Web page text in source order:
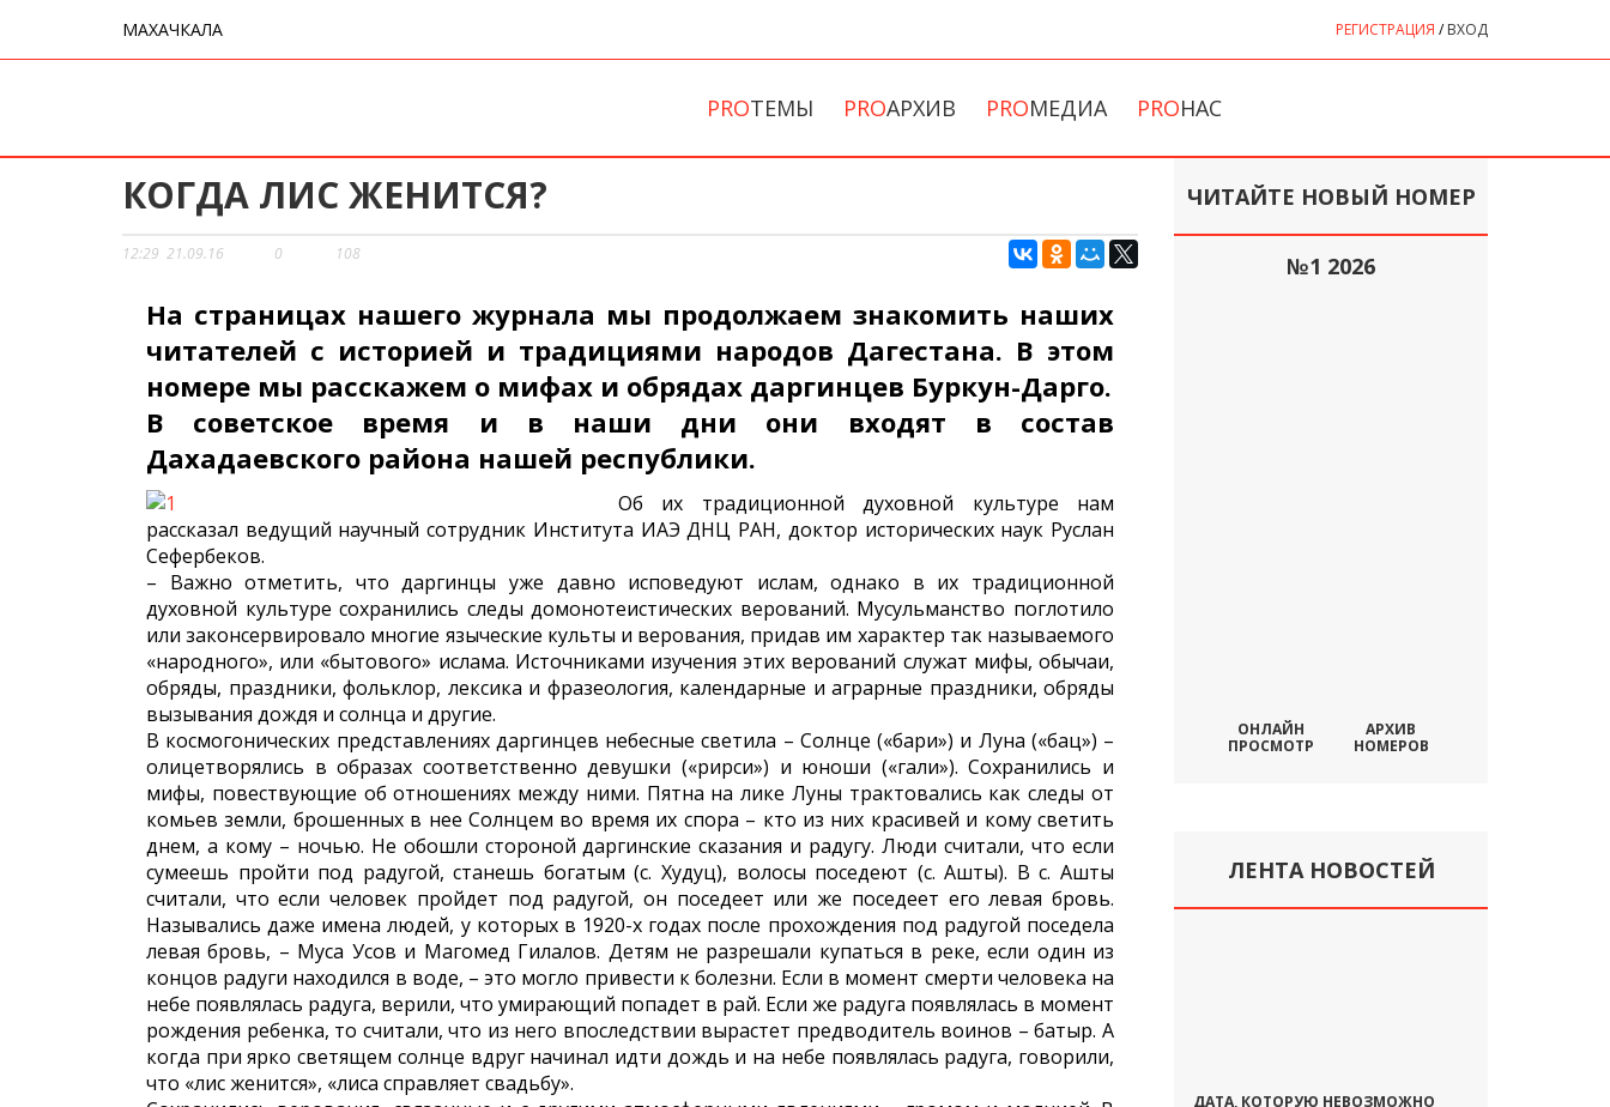
МАХАЧКАЛА РЕГИСТРАЦИЯ /ВХОД
PROТЕМЫ PROАРХИВ PROМЕДИА PROНАС
КОГДА ЛИС ЖЕНИТСЯ?
12:29 21.09.16 0 108
На страницах нашего журнала мы продолжаем знакомить наших
читателей с историей и традициями народов Дагестана. В этом
номере мы расскажем о мифах и обрядах даргинцев Буркун-Дарго.
В советское время и в наши дни они входят в состав
Дахадаевского района нашей республики.
Об их традиционной духовной культуре нам
рассказал ведущий научный сотрудник Института ИАЭ ДНЦ РАН, доктор исторических наук Руслан
Сефербеков.
– Важно отметить, что даргинцы уже давно исповедуют ислам, однако в их традиционной
духовной культуре сохранились следы домонотеистических верований. Мусульманство поглотило
или законсервировало многие языческие культы и верования, придав им характер так называемого
«народного», или «бытового» ислама. Источниками изучения этих верований служат мифы, обычаи,
обряды, праздники, фольклор, лексика и фразеология, календарные и аграрные праздники, обряды
вызывания дождя и солнца и другие.
В космогонических представлениях даргинцев небесные светила – Солнце («бари») и Луна («бац») –
олицетворялись в образах соответственно девушки («рирси») и юноши («гали»). Сохранились и
мифы, повествующие об отношениях между ними. Пятна на лике Луны трактовались как следы от
комьев земли, брошенных в нее Солнцем во время их спора – кто из них красивей и кому светить
днем, а кому – ночью. Не обошли стороной даргинские сказания и радугу. Люди считали, что если
сумеешь пройти под радугой, станешь богатым (с. Худуц), волосы поседеют (с. Ашты). В с. Ашты
считали, что если человек пройдет под радугой, он поседеет или же поседеет его левая бровь.
Назывались даже имена людей, у которых в 1920-х годах после прохождения под радугой поседела
левая бровь, – Муса Усов и Магомед Гилалов. Детям не разрешали купаться в реке, если один из
концов радуги находился в воде, – это могло привести к болезни. Если в момент смерти человека на
небе появлялась радуга, верили, что умирающий попадет в рай. Если же радуга появлялась в момент
рождения ребенка, то считали, что из него впоследствии вырастет предводитель воинов – батыр. А
когда при ярко светящем солнце вдруг начинал идти дождь и на небе появлялась радуга, говорили,
что «лис женится», «лиса справляет свадьбу».
ЧИТАЙТЕ НОВЫЙ НОМЕР
№1 2026
ОНЛАЙН
ПРОСМОТР
АРХИВ
НОМЕРОВ
ЛЕНТА НОВОСТЕЙ
ДАТА, КОТОРУЮ НЕВОЗМОЖНО